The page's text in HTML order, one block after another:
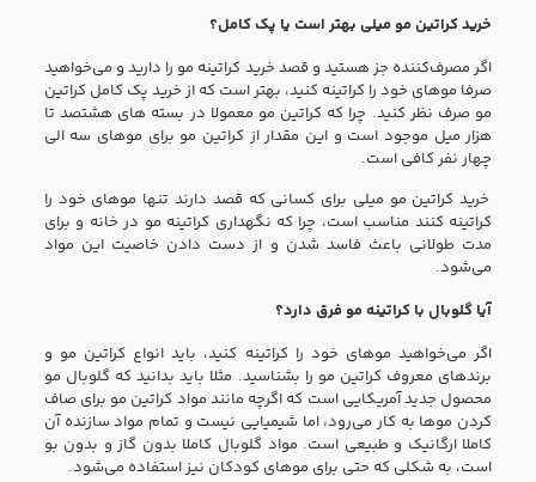
خرید کراتین مو میلی بهتر است یا پک کامل؟
اگر مصرف‌کننده جز هستید و قصد خرید کراتینه مو را دارید و می‌خواهید
صرفا مو‌های خود را کراتینه کنید، بهتر است که از خرید پک کامل کراتین
مو صرف نظر کنید. چرا که کراتین مو معمولا در بسته های هشتصد تا
هزار میل موجود است و این مقدار از کراتین مو برای مو‌های سه الی
چهار نفر کافی است.
خرید کراتین مو میلی برای کسانی که قصد دارند تنها مو‌های خود را
کراتینه کنند مناسب است، چرا که نگهداری کراتینه مو در خانه و برای
مدت طولانی باعث فاسد شدن و از دست دادن خاصیت این مواد
می‌شود.
آیا گلوبال با کراتینه مو فرق دارد؟
اگر می‌خواهید مو‌های خود را کراتینه کنید، باید انواع کراتین مو و
برند‌های معروف کراتین مو را بشناسید. مثلا باید بدانید که گلوبال مو
محصول جدید آمریکایی است که اگرچه مانند مواد کراتین مو برای صاف
کردن مو‌ها به کار می‌رود، اما شیمیایی نیست و تمام مواد سازنده آن
کاملا ارگانیک و طبیعی است. مواد گلوبال کاملا بدون گاز و بدون بو
است، به شکلی که حتی برای مو‌های کودکان نیز استفاده می‌شود.